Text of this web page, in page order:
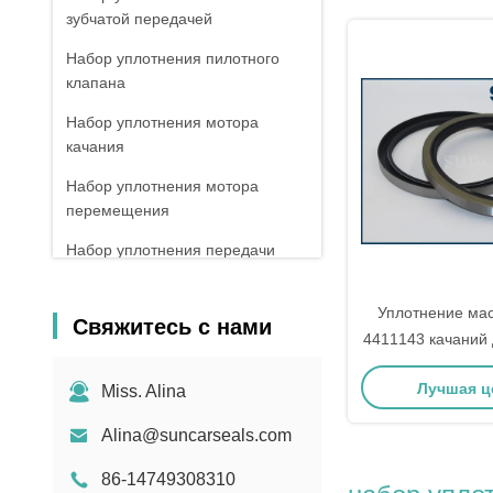
зубчатой передачей
Набор уплотнения пилотного
клапана
Набор уплотнения мотора
качания
Набор уплотнения мотора
перемещения
Набор уплотнения передачи
Уплотнение OEM
Главный набор уплотнения
Свяжитесь с нами
Miss. Alina
Alina@suncarseals.com
86-14749308310
Уплотнение
4411143 качаний
экскаватора
ZX120-E
Лучшая